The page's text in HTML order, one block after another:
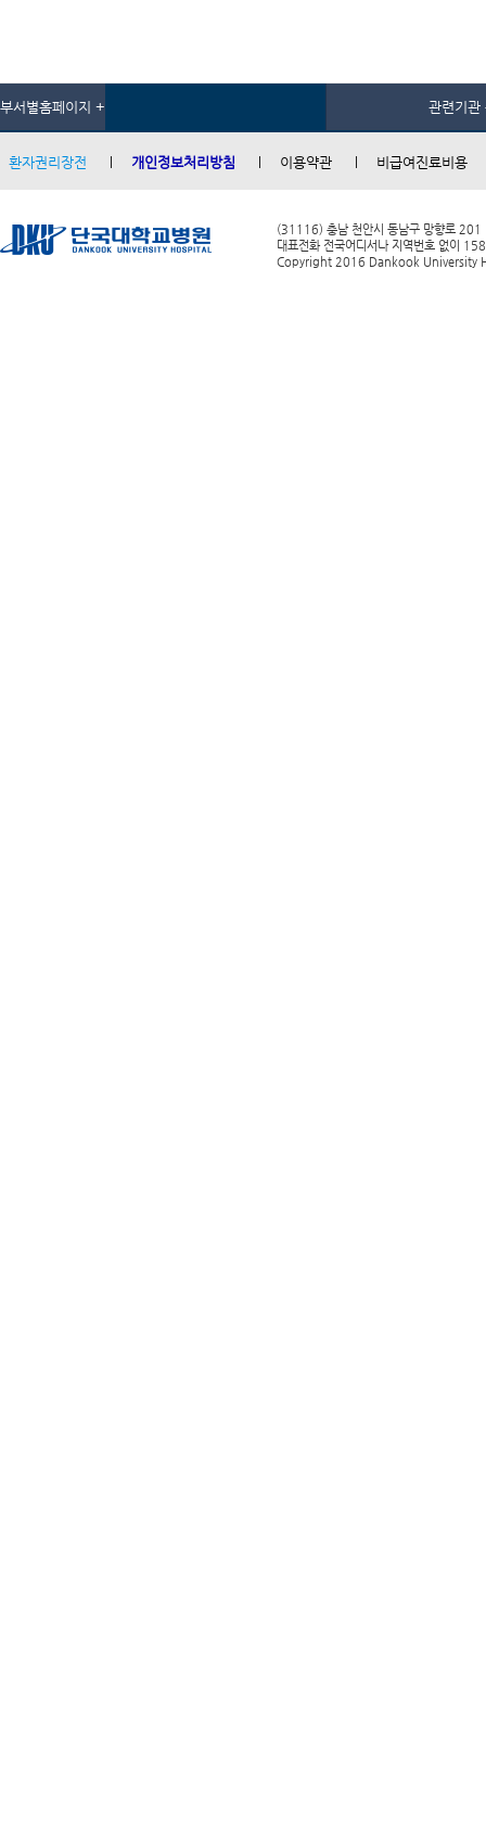
부서별홈페이지 + 관련기관
환자권리장전 개인정보처리방침 이용약관 비급여진료비용
(31116) 충남 천안시 동남구 망향로 201
대표전화 전국어디서나 지역번호 없이
Copyright 2016 Dankook University